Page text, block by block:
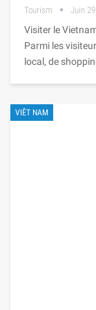
Tourism Juin
Visiter le
Parmi les
local, de
VIÊT NAM